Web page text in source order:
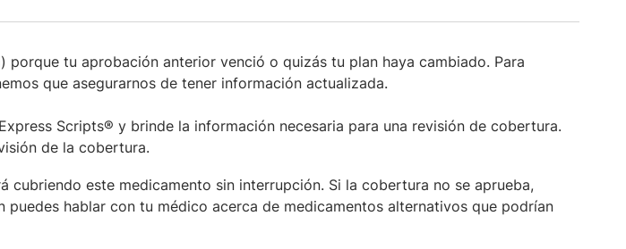
tu aprobación anterior venció o quizás tu plan haya cambiado. Para
que asegurarnos de tener información actualizada.
Scripts® y brinde la información necesaria para una revisión de cobertura.
de la cobertura.
este medicamento sin interrupción. Si la cobertura no se aprueba,
hablar con tu médico acerca de medicamentos alternativos que podrían